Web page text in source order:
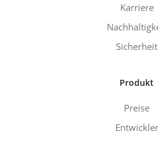
Karriere
Sicherheit
Produkt
Preise
Entwickler